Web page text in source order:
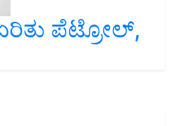
ಪೆಟ್ರೋಲ್‌,